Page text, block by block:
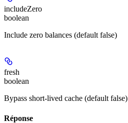
includeZero
boolean
Include zero balances (default false)
fresh
boolean
Bypass short-lived cache (default false)
Réponse